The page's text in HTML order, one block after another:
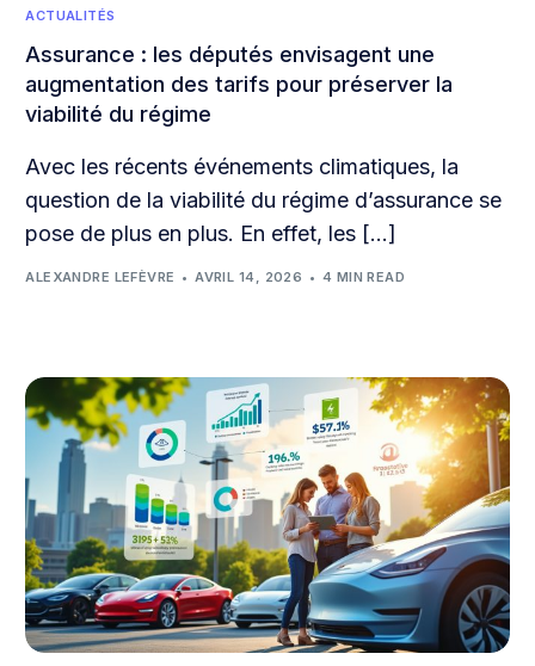
ACTUALITÉS
Assurance : les députés envisagent une
augmentation des tarifs pour préserver la
viabilité du régime
Avec les récents événements climatiques, la
question de la viabilité du régime d’assurance se
pose de plus en plus. En effet, les […]
ALEXANDRE LEFÈVRE AVRIL 14, 2026 4 MIN READ